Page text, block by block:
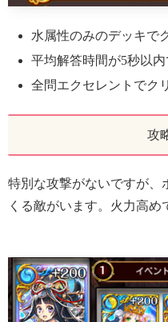
水属性のみのデッキで
平均解答時間が5秒以
全問エクセレントでク
攻
特別な攻撃がないですが、
くる敵がいます。火力高め